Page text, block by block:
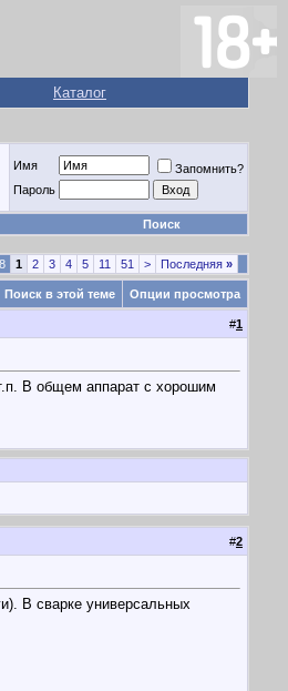
Каталог
Имя
Запомнить?
Пароль
Поиск
1 2 3 4 5 11 51 > Последняя »
Поиск в этой теме Опции просмотра
#1
В общем аппарат с хорошим
#2
В сварке универсальных